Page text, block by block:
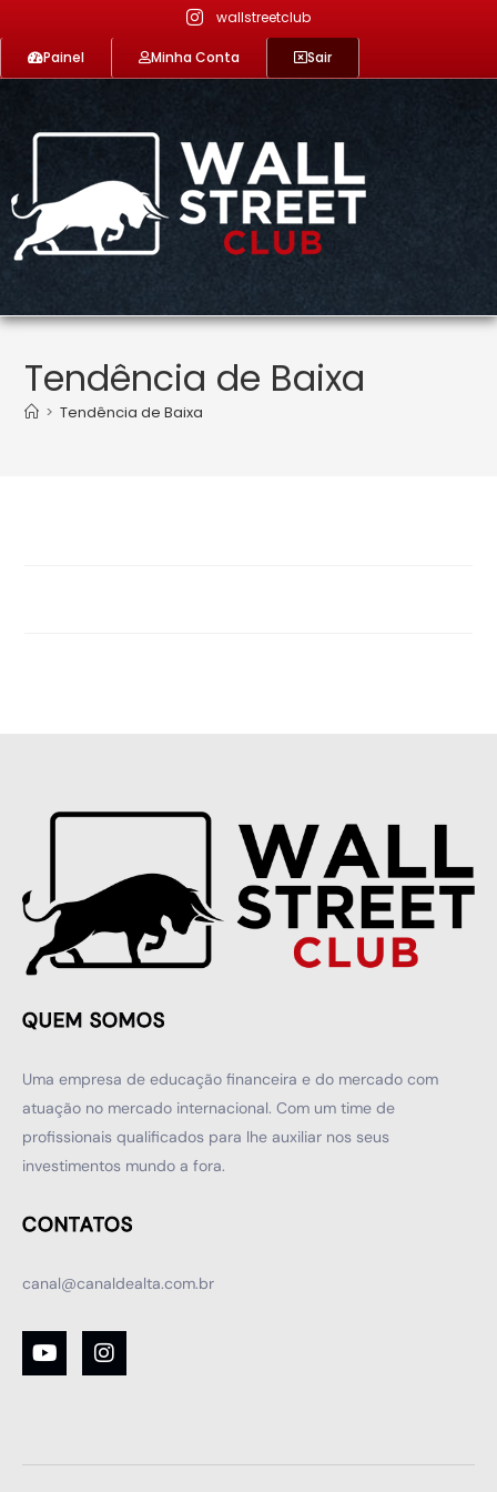
wallstreetclub
Painel Minha Conta Sair
Tendência de Baixa
> Tendência de Baixa
QUEM SOMOS
Uma empresa de educação financeira e do mercado com
atuação no mercado internacional. Com um time de
profissionais qualificados para lhe auxiliar nos seus
investimentos mundo a fora.
CONTATOS
canal@canaldealta.com.br